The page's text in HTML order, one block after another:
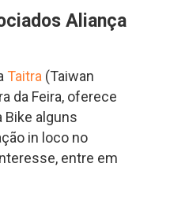
Aliança
Taitra(Taiwan
da Feira, oferece
Bike alguns
in loco no
entre em